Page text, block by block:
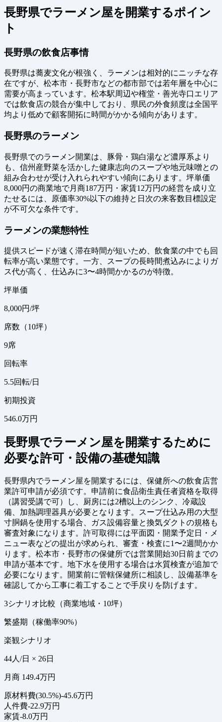
長野県でラーメン屋を開業するポイン
ト
長野県の飲食店事情
長野県は蕎麦文化が根強く、ラーメンは相対的にニッチな存
在ですが、松本市・長野市などの都市部では若年層を中心に
需要が高まっています。松本駅周辺や権堂・善光寺口エリア
では飲食店の競合が集中しており、県民の外食頻度は全国平
均より低めで顧客開拓に時間がかかる傾向があります。
長野県のラーメン
長野県でのラーメン開業は、豚骨・鶏白湯など濃厚系より
も、信州産野菜を活かした健康志向のスープや地元味噌との
組み合わせが受け入れられやすい傾向にあります。坪単価
8,000円の商業地で月商187万円・家賃12万円の経営を成り立
たせるには、原価率30%以下の維持と日次の来客数目標設定
が不可欠な条件です。
ラーメンの業態特性
提供スピードが速く滞在時間が短いため、飲食業の中でも回
転率が高い業態です。一方、スープの長時間煮込みによりガ
ス代が高く、仕込みに3〜4時間かかるのが特徴。
坪単価
8,000円/坪
席数（10坪）
9席
回転率
5.5回転/日
初期投資
546.0万円
長野県でラーメン屋を開業するために
必要な許可・設備の基礎知識
長野県内でラーメン屋を開業するには、保健所への飲食店営
業許可申請が必須です。申請前に食品衛生責任者資格を取得
（講習受講で可）し、厨房には2槽以上のシンク、冷蔵設
備、加熱調理器具が必要となります。スープ仕込み用の大型
寸胴鍋を使用する場合、ガス設備容量と換気ダクトの規格も
審査対象になります。許可取得には平面図・開業予定日・メ
ニュー表などの提出が求められ、審査・検査に1〜2週間かか
ります。松本市・長野市の保健所では営業開始30日前までの
申請が基本です。地下水を使用する場合は水質検査が追加で
必要になります。開業前に管轄保健所に相談し、設備基準を
確認してから工事に着工することで手戻りを防げます。
3シナリオ比較（商業地域・10坪）
繁盛期（稼働率90%）
楽観シナリオ
44人/日 × 26日
月商 149.4万円
原材料費(30.5%)-45.6万円
人件費-22.9万円
家賃-8.0万円